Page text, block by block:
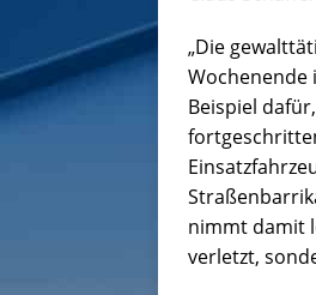
„Die
Wochenende
Beispiel
nimmt damit
verletzt,